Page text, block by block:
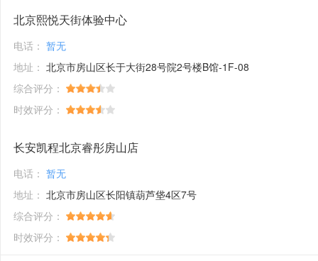
北京熙悦天街体验中心
电话： 暂无
地址： 北京市房山区长于大街28号院2号楼B馆-1F-08
综合评分：
时效评分：
长安凯程北京睿彤房山店
电话： 暂无
地址： 北京市房山区长阳镇葫芦垡4区7号
综合评分：
时效评分：